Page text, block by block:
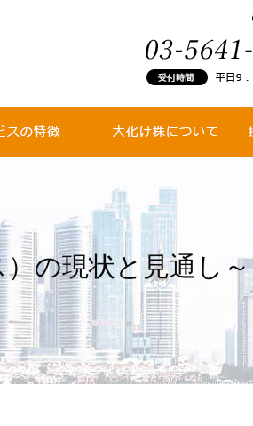
）の現状と見通し～